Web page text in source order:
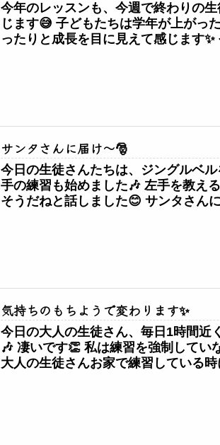
今年のレッスンも、今週で終わりの
じます😅 子どもたちは学年が上がっ
ったりと成長を目に見えて感じます
サンタさんに届け～🎅
今日の生徒さんたちは、ジングルベ
手の練習も始めました🎶 左手を教え
そうだねと話しました😊 サンタさん
気持ちのもちようで変わります✨
今日の大人の生徒さん、毎日1時間近
🎶 凄いです👏 私は練習を強制してい
大人の生徒さんお家で練習している